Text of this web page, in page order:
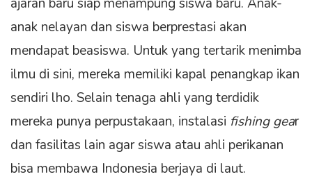
ajaran baru siap menampung siswa baru. Anak-
anak nelayan dan siswa berprestasi akan
mendapat beasiswa. Untuk yang tertarik menimba
ilmu di sini, mereka memiliki kapal penangkap ikan
sendiri lho. Selain tenaga ahli yang terdidik
mereka punya perpustakaan, instalasi fishing gear
dan fasilitas lain agar siswa atau ahli perikanan
bisa membawa Indonesia berjaya di laut.